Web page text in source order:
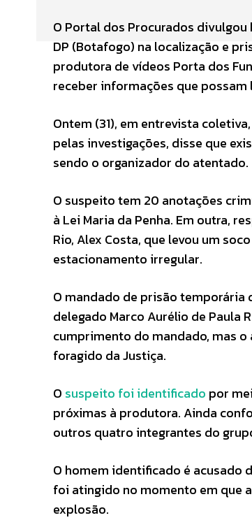
O Portal dos Procurados divulgou
DP (Botafogo) na localização e
produtora de vídeos Porta dos
receber informações que possam
Ontem (31), em entrevista
pelas investigações, disse que
sendo o organizador do atentado.
O suspeito tem 20 anotações
à Lei Maria da Penha. Em outra,
Rio, Alex Costa, que levou um
estacionamento irregular.
O mandado de prisão temporária
delegado Marco Aurélio de Paula
cumprimento do mandado, mas
foragido da Justiça.
O suspeito foi identificado por
próximas à produtora. Ainda
outros quatro integrantes do
O homem identificado é acusado
foi atingido no momento em que
explosão.